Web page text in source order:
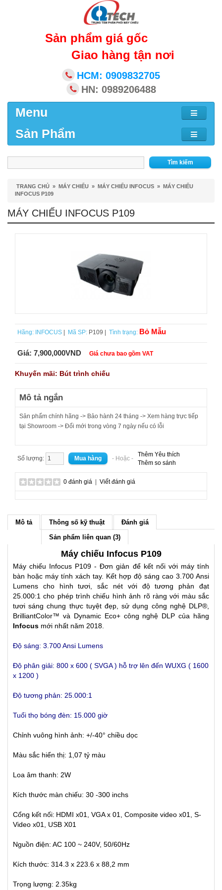
Sản phẩm giá gốc
Giao hàng tận nơi
HCM: 0909832705
HN: 0989206488
Menu
Sản Phẩm
Tìm kiếm
TRANG CHỦ » MÁY CHIẾU » MÁY CHIẾU INFOCUS » MÁY CHIẾU
INFOCUS P109
MÁY CHIẾU INFOCUS P109
Hãng: INFOCUS Mã SP: P109 | Tình trạng: Bỏ Mẫu
Giá: 7,900,000VND Giá chưa bao gồm VAT
Khuyến mãi: Bút trình chiếu
Mô tả ngắn
Sản phẩm chính hãng -> Bảo hành 24 tháng -> Xem hàng trực tiếp
tại Showroom -> Đổi mới trong vòng 7 ngày nếu có lỗi
Số lượng: - Hoặc -
Thêm Yêu thích
Thêm so sánh
0 đánh giá Viết đánh giá
Mô tả Thông số kỹ thuật
Đánh giá
Sản phẩm liên quan (3)
Máy chiếu Infocus P109
Máy chiếu Infocus P109 - Đơn giản để kết nối với máy tính
bàn hoặc máy tính xách tay. Kết hợp độ sáng cao 3.700 Ansi
Lumens cho hình tươi, sắc nét với độ tương phản đạt
25.000:1 cho phép trình chiếu hình ảnh rõ ràng với màu sắc
tươi sáng chung thực tuyệt đẹp, sử dụng công nghệ DLP®,
BrilliantColor™ và Dynamic Eco+ công nghệ DLP của hãng
Infocus mới nhất năm 2018.
Độ sáng: 3.700 Ansi Lumens
Độ phân giải: 800 x 600 ( SVGA ) hỗ trợ lên đến WUXG ( 1600
x 1200 )
Độ tương phản: 25.000:1
Tuổi thọ bóng đèn: 15.000 giờ
Chỉnh vuông hình ảnh: +/-40° chiều dọc
Màu sắc hiển thị: 1,07 tỷ màu
Loa âm thanh: 2W
Kích thước màn chiếu: 30 -300 inchs
Cổng kết nối: HDMI x01, VGA x 01, Composite video x01, S-
Video x01, USB X01
Nguồn điện: AC 100 ~ 240V, 50/60Hz
Kích thước: 314.3 x 223.6 x 88,2 mm
Trọng lượng: 2.35kg